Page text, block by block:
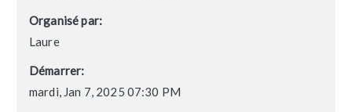
Organisé par:
Laure
Démarrer:
mardi, Jan 7, 2025 07:30 PM